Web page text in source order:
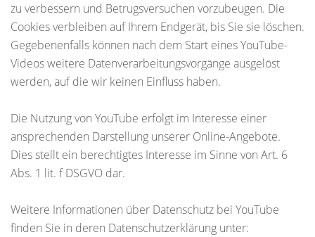
zu verbessern und Betrugsversuchen vorzubeugen. Die
Cookies verbleiben auf Ihrem Endgerät, bis Sie sie löschen.
Gegebenenfalls können nach dem Start eines YouTube-
Videos weitere Datenverarbeitungsvorgänge ausgelöst
werden, auf die wir keinen Einfluss haben.
Die Nutzung von YouTube erfolgt im Interesse einer
ansprechenden Darstellung unserer Online-Angebote.
Dies stellt ein berechtigtes Interesse im Sinne von Art. 6
Abs. 1 lit. f DSGVO dar.
Weitere Informationen über Datenschutz bei YouTube
finden Sie in deren Datenschutzerklärung unter: